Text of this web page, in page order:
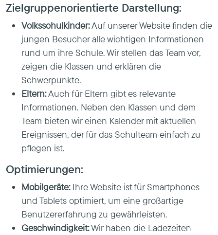
Zielgruppenorientierte Darstellung:
Volksschulkinder:Auf unserer Website finden die
jungen Besucher alle wichtigen Informationen
rund um ihre Schule. Wir stellen das Team vor,
zeigen die Klassen und erklären die
Schwerpunkte.
Eltern:Auch für Eltern gibt es relevante
Informationen. Neben den Klassen und dem
Team bieten wir einen Kalender mit aktuellen
Ereignissen, der für das Schulteam einfach zu
pflegen ist.
Optimierungen:
Mobilgeräte:Ihre Website ist für Smartphones
und Tablets optimiert, um eine großartige
Benutzererfahrung zu gewährleisten.
Geschwindigkeit:Wir haben die Ladezeiten